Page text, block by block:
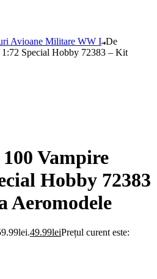
Avioane Militare WW I De
Special Hobby 72383 – Kit
Vampire
Hobby 72383
Aeromodele
49.99leiPrețul curent este: